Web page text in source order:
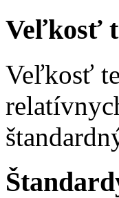
Veľkosť
Veľkosť